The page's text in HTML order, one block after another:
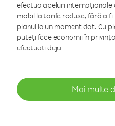
efectua apeluri internaționale
mobil la tarife reduse, fără a
planul la un moment dat. Cu
puteți face economii în
efectuați deja
Mai multe